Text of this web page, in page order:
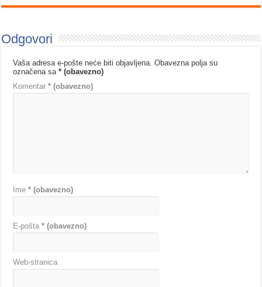
Odgovori
Vaša adresa e-pošte neće biti objavljena. Obavezna polja su
označena sa* (obavezno)
Komentar* (obavezno)
Ime* (obavezno)
E-pošta* (obavezno)
Web-stranica